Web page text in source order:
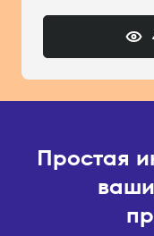
Простая